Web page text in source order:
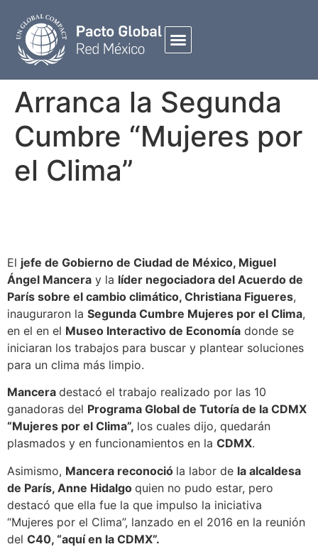
Arranca la Segunda
Cumbre “Mujeres por
el Clima”
El jefe de Gobierno de Ciudad de México, Miguel
Ángel Mancera y la líder negociadora del Acuerdo de
París sobre el cambio climático, Christiana Figueres,
inauguraron la Segunda Cumbre Mujeres por el Clima,
en el en el Museo Interactivo de Economía donde se
iniciaran los trabajos para buscar y plantear soluciones
para un clima más limpio.
Mancera destacó el trabajo realizado por las 10
ganadoras del Programa Global de Tutoría de la CDMX
“Mujeres por el Clima”, los cuales dijo, quedarán
plasmados y en funcionamientos en la CDMX.
Asimismo, Mancera reconoció la labor de la alcaldesa
de París, Anne Hidalgo quien no pudo estar, pero
destacó que ella fue la que impulso la iniciativa
“Mujeres por el Clima”, lanzado en el 2016 en la reunión
del C40, “aquí en la CDMX”.